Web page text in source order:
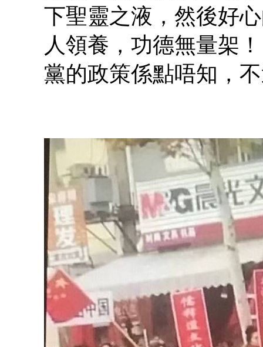
下聖靈之液，然後好
人領養，功德無量架！
黨的政策係點唔知，